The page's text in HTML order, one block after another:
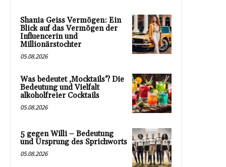
Shania Geiss Vermögen: Ein
Blick auf das Vermögen der
Influencerin und
Millionärstochter
05.08.2026
Was bedeutet ‚Mocktails‘? Die
Bedeutung und Vielfalt
alkoholfreier Cocktails
05.08.2026
5 gegen Willi – Bedeutung
und Ursprung des Sprichworts
05.08.2026